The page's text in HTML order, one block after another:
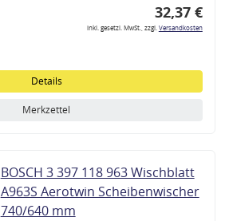
32,37 €
inkl. gesetzl. MwSt., zzgl.Versandkosten
Details
Merkzettel
BOSCH 3 397 118 963 Wischblatt
A963S Aerotwin Scheibenwischer
740/640 mm